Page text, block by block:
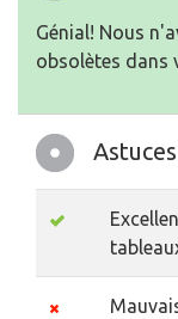
Génial! Nous
obsolètes dans